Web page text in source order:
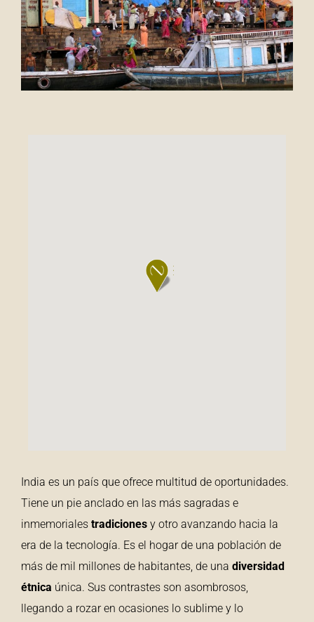
India es un país que ofrece multitud de oportunidades.
Tiene un pie anclado en las más sagradas e
inmemoriales tradiciones y otro avanzando hacia la
era de la tecnología. Es el hogar de una población de
más de mil millones de habitantes, de una diversidad
étnica única. Sus contrastes son asombrosos,
llegando a rozar en ocasiones lo sublime y lo